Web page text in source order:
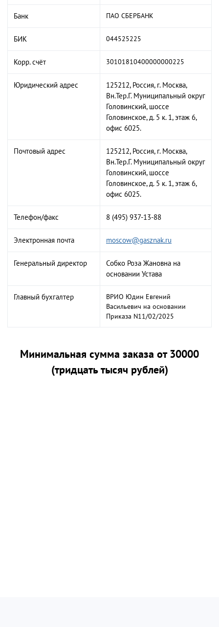
Банк ПАО СБЕРБАНК
БИК 044525225
Корр. счёт 30101810400000000225
Юридический адрес
125212, Россия, г. Москва,
Вн.Тер.Г. Муниципальный округ
Головинский, шоссе
Головинское, д. 5 к. 1, этаж 6,
офис 6025.
Почтовый адрес
125212, Россия, г. Москва,
Вн.Тер.Г. Муниципальный округ
Головинский, шоссе
Головинское, д. 5 к. 1, этаж 6,
офис 6025.
Телефон/факс 8 (495) 937-13-88
Электронная почта moscow@gasznak.ru
Генеральный директор
Собко Роза Жановна на
основании Устава
Главный бухгалтер
ВРИО Юдин Евгений
Васильевич на основании
Приказа N11/02/2025
Минимальная сумма заказа от 30000
(тридцать тысяч рублей)